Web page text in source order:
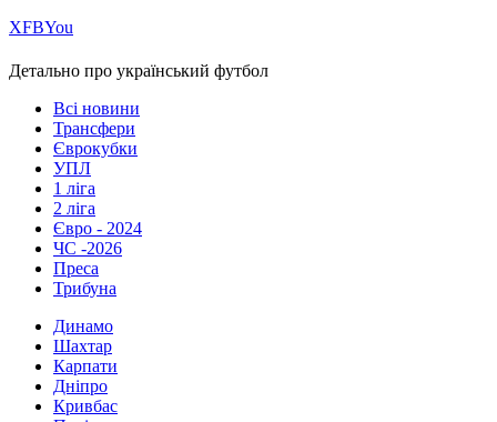
ХFBYou
Детально про український футбол
Всі новини
Трансфери
Єврокубки
УПЛ
1 ліга
2 ліга
Євро - 2024
ЧС -2026
Преса
Трибуна
Динамо
Шахтар
Карпати
Дніпро
Кривбас